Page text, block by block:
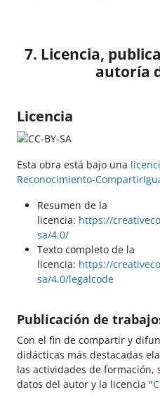
7. Licencia,
autoría
Licencia
Esta obra está bajo una
Reconocimiento-
Resumen de la
licencia: https://
sa/4.0/
Texto completo de la
licencia: https://
sa/4.0/legalcode
Publicación de
Con el fin de compartir y
didácticas más destacadas
las actividades de formación,
datos del autor y la licencia "